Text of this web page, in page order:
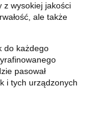
z wysokiej jakości
ale także
do każdego
pasował
i tych urządzonych